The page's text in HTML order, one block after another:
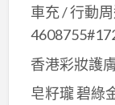
車充 / 行動
香港彩妝護
皂籽瓏 碧綠